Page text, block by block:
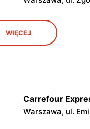
Żabka
Łódź, ul. Żurawia
Żabka
WIĘCEJ
Carrefour
Warszawa, ul.